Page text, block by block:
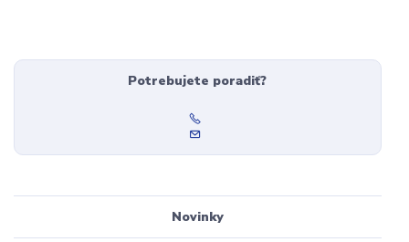
Potrebujete poradiť?
Novinky